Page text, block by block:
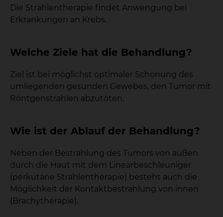
Die Strahlentherapie findet Anwengung bei
Erkrankungen an Krebs.
Welche Ziele hat die Behandlung?
Ziel ist bei möglichst optimaler Schonung des
umliegenden gesunden Gewebes, den Tumor mit
Röntgenstrahlen abzutöten.
Wie ist der Ablauf der Behandlung?
Neben der Bestrahlung des Tumors von außen
durch die Haut mit dem Linearbeschleuniger
(perkutane Strahlentherapie) besteht auch die
Möglichkeit der Kontaktbestrahlung von innen
(Brachytherapie).